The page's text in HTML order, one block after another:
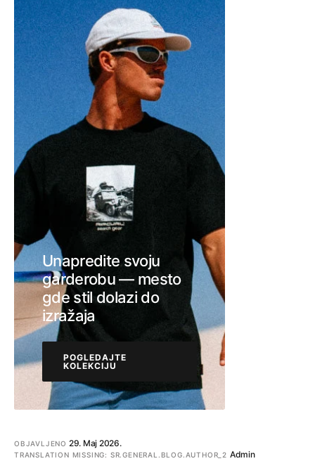
Unapredite svoju
garderobu — mesto
gde stil dolazi do
izražaja
POGLEDAJTE
KOLEKCIJU
KOLEKCIJU
OBJAVLJENO 29. Мај 2026.
TRANSLATION MISSING: SR.GENERAL.BLOG.AUTHOR_2 Admin